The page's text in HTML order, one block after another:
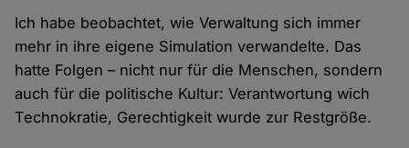
Ich habe beobachtet, wie Verwaltung sich immer
mehr in ihre eigene Simulation verwandelte. Das
hatte Folgen – nicht nur für die Menschen, sondern
auch für die politische Kultur: Verantwortung wich
Technokratie, Gerechtigkeit wurde zur Restgröße.